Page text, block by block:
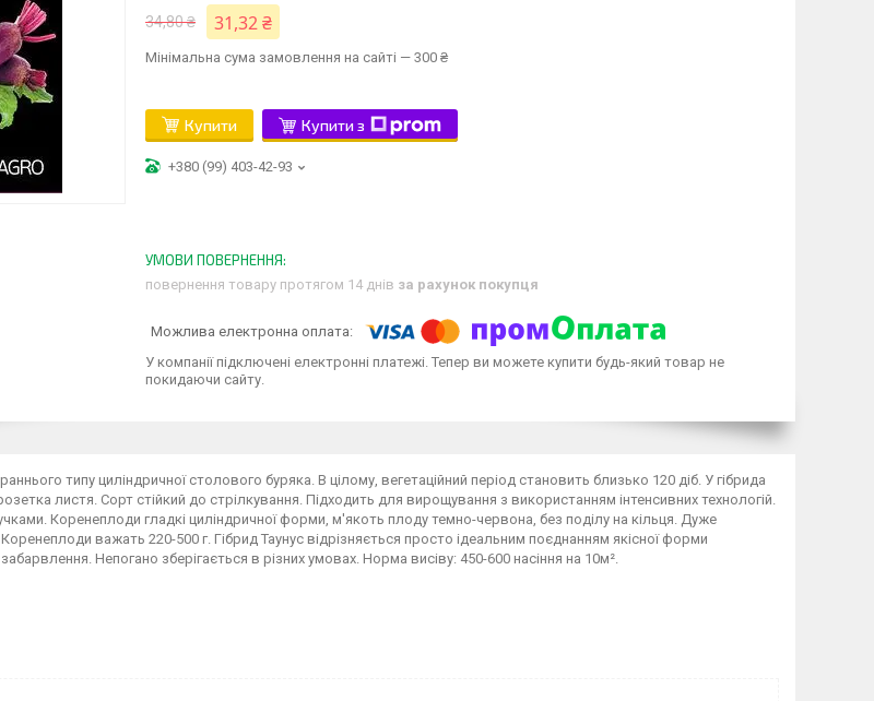
34,80 ₴ 31,32 ₴
Мінімальна сума замовлення на сайті — 300 ₴
Купити Купити з
+380 (99) 403-42-93
повернення товару протягом 14 днів за рахунок покупця
У компанії підключені електронні платежі. Тепер ви можете купити будь-який товар не
покидаючи сайту.
типу циліндричної столового буряка. В цілому, вегетаційний період становить близько 120 діб. У гібрида
листя. Сорт стійкий до стрілкування. Підходить для вирощування з використанням інтенсивних технологій.
Коренеплоди гладкі циліндричної форми, м'якоть плоду темно-червона, без поділу на кільця. Дуже
важать 220-500 г. Гібрид Таунус відрізняється просто ідеальним поєднанням якісної форми
Непогано зберігається в різних умовах. Норма висіву: 450-600 насіння на 10м².